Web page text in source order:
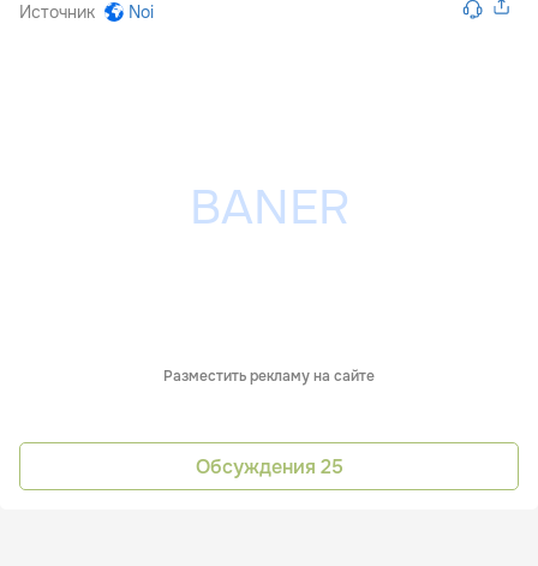
Источник Noi
Разместить рекламу на сайте
Обсуждения 25